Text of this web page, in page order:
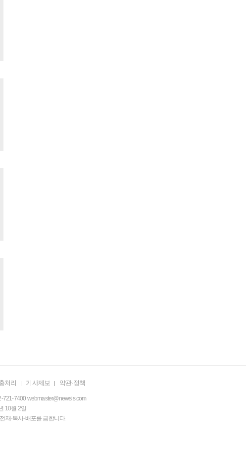
처리 기사제보 약관·정책
721-7400 webmaster@newsis.com
10월 2일
재·복사·배포를 금합니다.